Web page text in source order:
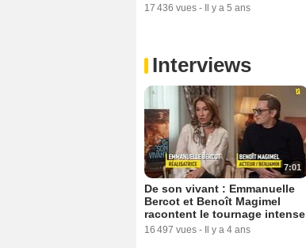
17 436 vues - Il y a 5 ans
Interviews
7:01
De son vivant : Emmanuelle
Bercot et Benoît Magimel
racontent le tournage intense
16 497 vues - Il y a 4 ans